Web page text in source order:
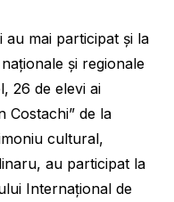
au mai participat și la
și regionale
26 de elevi ai
Costachi” de la
cultural,
au participat la
Internațional de